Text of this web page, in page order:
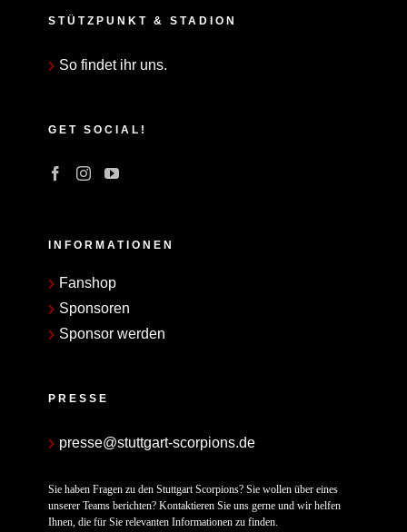
STÜTZPUNKT & STADION
So findet ihr uns.
GET SOCIAL!
INFORMATIONEN
Fanshop
Sponsoren
Sponsor werden
PRESSE
presse@stuttgart-scorpions.de
Sie haben Fragen zu den Stuttgart Scorpions? Sie wollen über eines
unserer Teams berichten? Kontaktieren Sie uns gerne und wir helfen
Ihnen, die für Sie relevanten Informationen zu finden.